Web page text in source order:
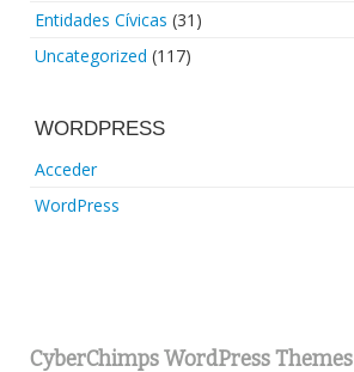
Entidades Cívicas (31)
Uncategorized (117)
WORDPRESS
Acceder
WordPress
CyberChimps WordPress Themes